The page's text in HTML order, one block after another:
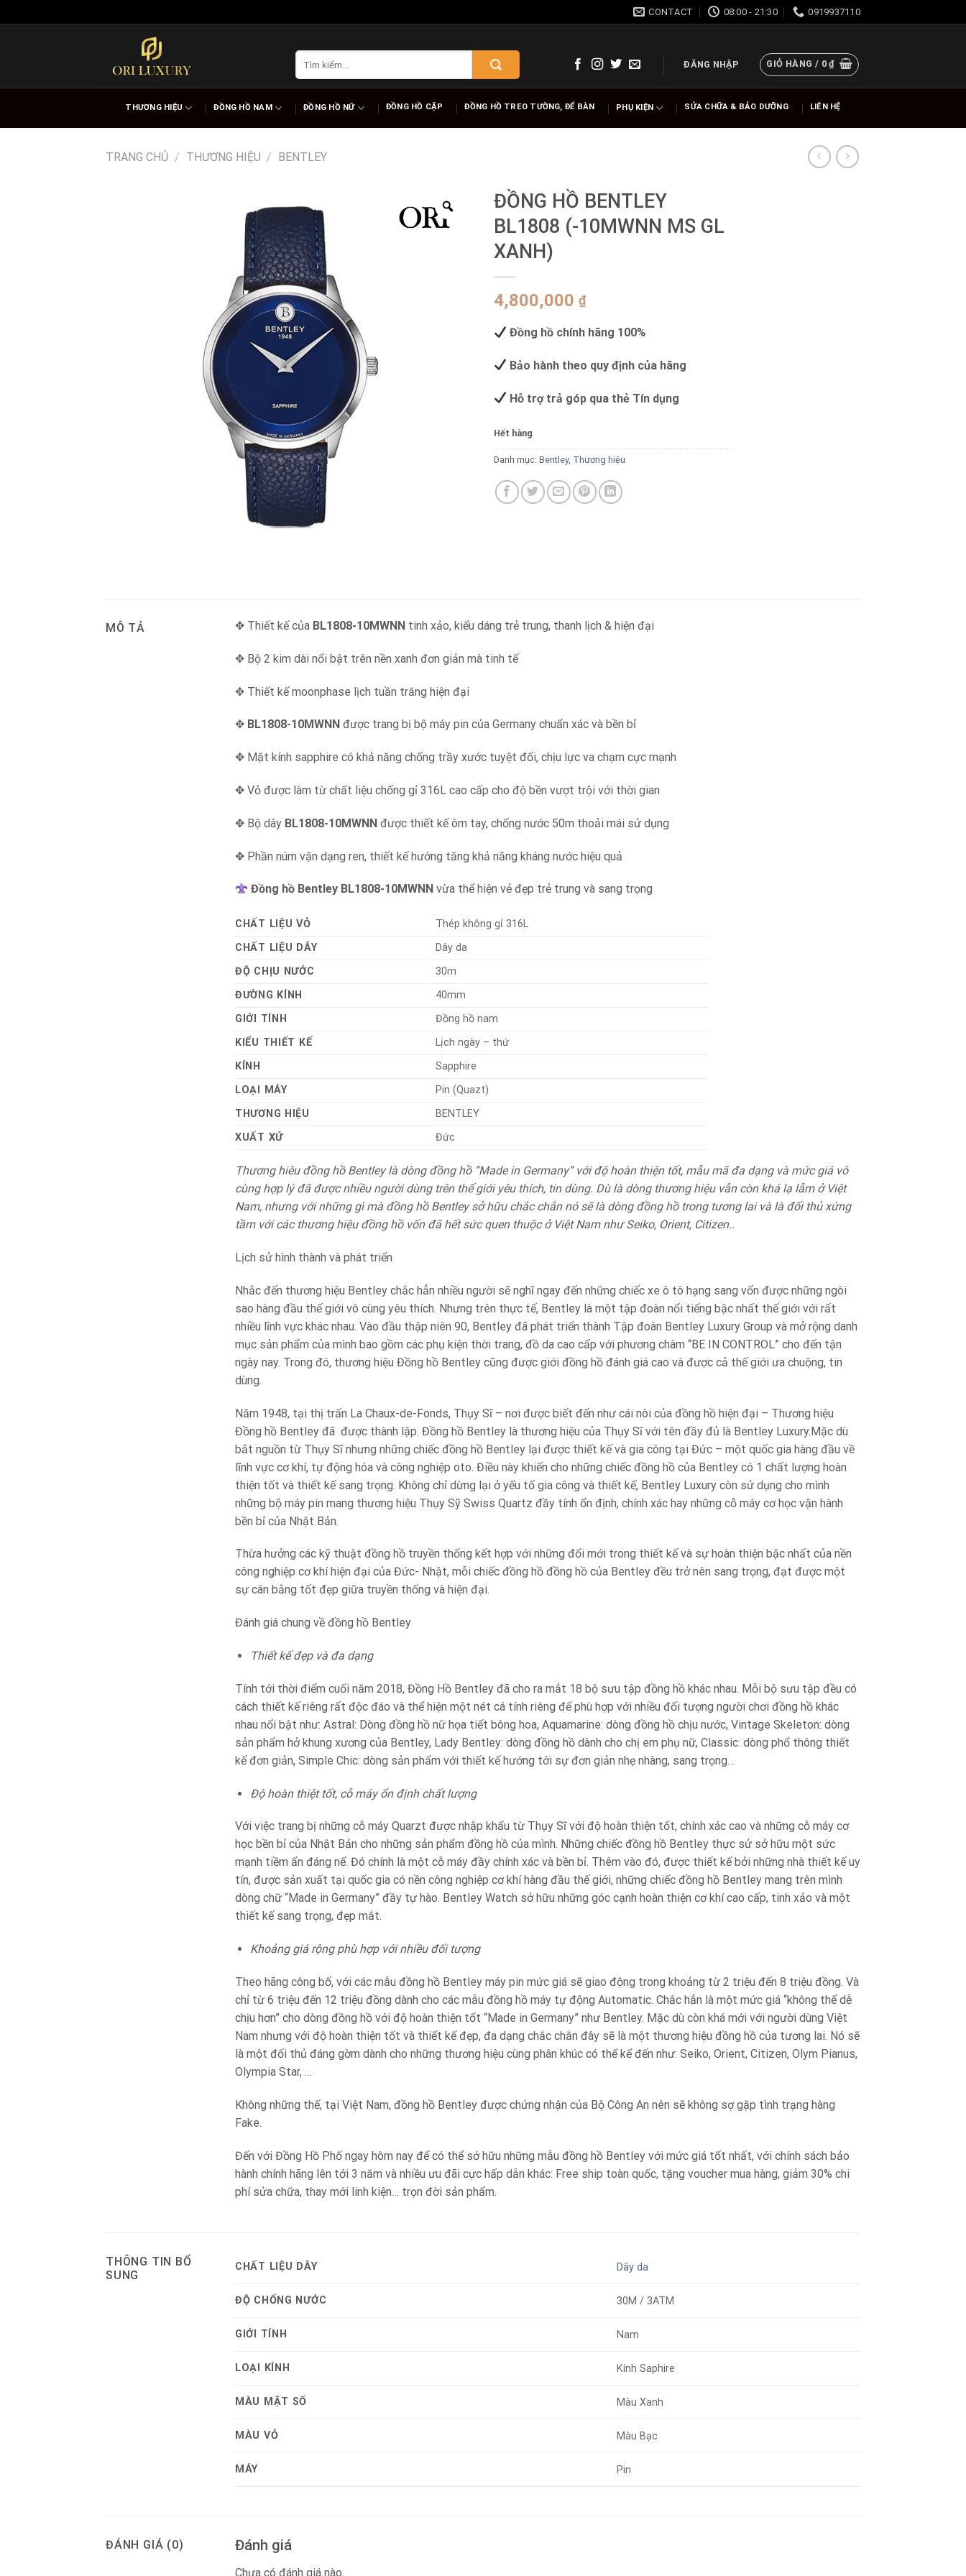
to
CONTACT 08:00 - 21:30 0919937110
ĐĂNG NHẬP GIỎ HÀNG / 0₫
THƯƠNG HIỆU ĐỒNG HỒ NAM ĐỒNG HỒ NỮ ĐỒNG HỒ CẶP ĐỒNG HỒ TREO TƯỜNG, ĐỂ BÀN PHỤ KIỆN SỬA CHỮA & BẢO DƯỠNG LIÊN HỆ
TRANG CHỦ / THƯƠNG HIỆU / BENTLEY
ĐỒNG HỒ BENTLEY
BL1808 (-10MWNN MS GL
XANH)
4,800,000 ₫
Đồng hồ chính hãng 100%
Bảo hành theo quy định của hãng
Hỗ trợ trả góp qua thẻ Tín dụng
Hết hàng
Danh mục: Bentley, Thương hiệu
MÔ TẢ ✥ Thiết kế của BL1808-10MWNN tinh xảo, kiểu dáng trẻ trung, thanh lịch & hiện đại
✥ Bộ 2 kim dài nổi bật trên nền xanh đơn giản mà tinh tế
✥ Thiết kế moonphase lịch tuần trăng hiện đại
✥ BL1808-10MWNN được trang bị bộ máy pin của Germany chuẩn xác và bền bỉ
✥ Mặt kính sapphire có khả năng chống trầy xước tuyệt đối, chịu lực va chạm cực mạnh
✥ Vỏ được làm từ chất liệu chống gỉ 316L cao cấp cho độ bền vượt trội với thời gian
✥ Bộ dây BL1808-10MWNN được thiết kế ôm tay, chống nước 50m thoải mái sử dụng
✥ Phần núm vặn dạng ren, thiết kế hướng tăng khả năng kháng nước hiệu quả
Đồng hồ Bentley BL1808-10MWNN vừa thể hiện vẻ đẹp trẻ trung và sang trọng
CHẤT LIỆU VỎ
Thép không gỉ 316L
CHẤT LIỆU DÂY
Dây da
ĐỘ CHỊU NƯỚC
30m
ĐƯỜNG KÍNH
40mm
GIỚI TÍNH
Đồng hồ nam
KIỂU THIẾT KẾ
Lịch ngày – thứ
KÍNH
Sapphire
LOẠI MÁY
Pin (Quazt)
THƯƠNG HIỆU
BENTLEY
XUẤT XỨ
Đức
Thương hiêu đồng hồ Bentley là dòng đồng hồ “Made in Germany” với độ hoàn thiện tốt, mẫu mã đa dạng và mức giá vô
cùng hợp lý đã được nhiều người dùng trên thế giới yêu thích, tin dùng. Dù là dòng thương hiệu vẫn còn khá lạ lẫm ở Việt
Nam, nhưng với những gì mà đồng hồ Bentley sở hữu chắc chắn nó sẽ là dòng đồng hồ trong tương lai và là đối thủ xứng
tầm với các thương hiệu đồng hồ vốn đã hết sức quen thuộc ở Việt Nam như Seiko, Orient, Citizen..
Lịch sử hình thành và phát triển
Nhắc đến thương hiệu Bentley chắc hẳn nhiều người sẽ nghĩ ngay đến những chiếc xe ô tô hạng sang vốn được những ngôi
sao hàng đầu thế giới vô cùng yêu thích. Nhưng trên thực tế, Bentley là một tập đoàn nổi tiếng bậc nhất thế giới với rất
nhiều lĩnh vực khác nhau. Vào đầu thập niên 90, Bentley đã phát triển thành Tập đoàn Bentley Luxury Group và mở rộng danh
mục sản phẩm của mình bao gồm các phụ kiện thời trang, đồ da cao cấp với phương châm “BE IN CONTROL” cho đến tận
ngày nay. Trong đó, thương hiệu Đồng hồ Bentley cũng được giới đồng hồ đánh giá cao và được cả thế giới ưa chuộng, tin
dùng.
Năm 1948, tại thị trấn La Chaux-de-Fonds, Thụy Sĩ – nơi được biết đến như cái nôi của đồng hồ hiện đại – Thương hiệu
Đồng hồ Bentley đã được thành lập. Đồng hồ Bentley là thương hiệu của Thụy Sĩ với tên đầy đủ là Bentley Luxury.Mặc dù
bắt nguồn từ Thụy Sĩ nhưng những chiếc đồng hồ Bentley lại được thiết kế và gia công tại Đức – một quốc gia hàng đầu về
lĩnh vực cơ khí, tự động hóa và công nghiệp oto. Điều này khiến cho những chiếc đồng hồ của Bentley có 1 chất lượng hoàn
thiện tốt và thiết kế sang trọng. Không chỉ dừng lại ở yếu tố gia công và thiết kế, Bentley Luxury còn sử dụng cho mình
những bộ máy pin mang thương hiệu Thụy Sỹ Swiss Quartz đầy tính ổn định, chính xác hay những cỗ máy cơ học vận hành
bền bỉ của Nhật Bản.
Thừa hưởng các kỹ thuật đồng hồ truyền thống kết hợp với những đổi mới trong thiết kế và sự hoàn thiện bậc nhất của nền
công nghiệp cơ khí hiện đại của Đức- Nhật, mỗi chiếc đồng hồ đồng hồ của Bentley đều trở nên sang trọng, đạt được một
sự cân bằng tốt đẹp giữa truyền thống và hiện đại.
Đánh giá chung về đồng hồ Bentley
Thiết kế đẹp và đa dạng
Tính tới thời điểm cuối năm 2018, Đồng Hồ Bentley đã cho ra mắt 18 bộ sưu tập đồng hồ khác nhau. Mỗi bộ sưu tập đều có
cách thiết kế riêng rất độc đáo và thể hiện một nét cá tính riêng để phù hợp với nhiều đối tượng người chơi đồng hồ khác
nhau nổi bật như: Astral: Dòng đồng hồ nữ họa tiết bông hoa, Aquamarine: dòng đồng hồ chịu nước, Vintage Skeleton: dòng
sản phẩm hở khung xương của Bentley, Lady Bentley: dòng đồng hồ dành cho chị em phụ nữ, Classic: dòng phổ thông thiết
kế đơn giản, Simple Chic: dòng sản phẩm với thiết kế hướng tới sự đơn giản nhẹ nhàng, sang trọng…
Độ hoàn thiệt tốt, cỗ máy ổn định chất lượng
Với việc trang bị những cỗ máy Quarzt được nhập khẩu từ Thụy Sĩ với độ hoàn thiện tốt, chính xác cao và những cỗ máy cơ
học bền bỉ của Nhật Bản cho những sản phẩm đồng hồ của mình. Những chiếc đồng hồ Bentley thực sử sở hữu một sức
mạnh tiềm ẩn đáng nể. Đó chính là một cỗ máy đầy chính xác và bền bỉ. Thêm vào đó, được thiết kế bởi những nhà thiết kế uy
tín, được sản xuất tại quốc gia có nền công nghiệp cơ khí hàng đầu thế giới, những chiếc đồng hồ Bentley mang trên mình
dòng chữ “Made in Germany” đầy tự hào. Bentley Watch sở hữu những góc cạnh hoàn thiện cơ khí cao cấp, tinh xảo và một
thiết kế sang trọng, đẹp mắt.
Khoảng giá rộng phù hợp với nhiều đối tượng
Theo hãng công bố, với các mẫu đồng hồ Bentley máy pin mức giá sẽ giao động trong khoảng từ 2 triệu đến 8 triệu đồng. Và
chỉ từ 6 triệu đến 12 triệu đồng dành cho các mẫu đồng hồ máy tự động Automatic. Chắc hẳn là một mức giá “không thể dễ
chịu hơn” cho dòng đồng hồ với độ hoàn thiện tốt “Made in Germany” như Bentley. Mặc dù còn khá mới với người dùng Việt
Nam nhưng với độ hoàn thiện tốt và thiết kế đẹp, đa dạng chắc chắn đây sẽ là một thương hiệu đồng hồ của tương lai. Nó sẽ
là một đối thủ đáng gờm dành cho những thương hiệu cùng phân khúc có thể kể đến như: Seiko, Orient, Citizen, Olym Pianus,
Olympia Star, …
Không những thế, tại Việt Nam, đồng hồ Bentley được chứng nhận của Bộ Công An nên sẽ không sợ gặp tình trạng hàng
Fake.
Đến với Đồng Hồ Phố ngay hôm nay để có thể sở hữu những mẫu đồng hồ Bentley với mức giá tốt nhất, với chính sách bảo
hành chính hãng lên tới 3 năm và nhiều ưu đãi cực hấp dẫn khác: Free ship toàn quốc, tặng voucher mua hàng, giảm 30% chi
phí sửa chữa, thay mới linh kiện… trọn đời sản phẩm.
THÔNG TIN BỔ
SUNG
CHẤT LIỆU DÂY Dây da
ĐỘ CHỐNG NƯỚC 30M / 3ATM
GIỚI TÍNH Nam
LOẠI KÍNH Kính Saphire
MÀU MẶT SỐ Màu Xanh
MÀU VỎ Màu Bạc
MÁY Pin
ĐÁNH GIÁ (0) Đánh giá
Chưa có đánh giá nào.